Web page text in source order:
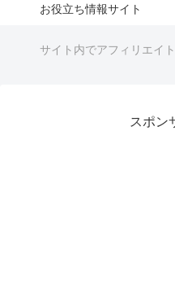
お役立ち情報サイト
サイト内でアフィリエイ
スポン